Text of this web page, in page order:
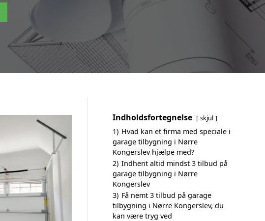
Indholdsfortegnelse skjul
1) Hvad kan et firma med speciale i
garage tilbygning i Nørre
Kongerslev hjælpe med?
2) Indhent altid mindst 3 tilbud på
garage tilbygning i Nørre
Kongerslev
3) Få nemt 3 tilbud på garage
tilbygning i Nørre Kongerslev, du
kan være tryg ved